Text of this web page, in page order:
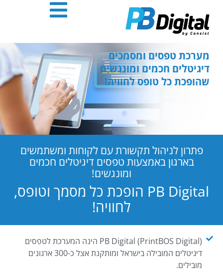
אנטר
מערכת טפסים ומסמכים
דיגיטלים חכמים ומונגשים
שהופכת כל טופס לחוויה!
פתרון לניהול תקשורת עם לקוחות ומשתמשים
בארגון באמצעות טפסים דיגיטלים חכמים
ומונגשים!
PB Digital הופכת כל מסמך וטופס,
לחוויה!
PB Digital (PrintBOS Digital) הינה המערכת לטפסים
דיגיטלים המובילה בישראל ומותקנת אצל כ-300 ארגונים
מובילים.